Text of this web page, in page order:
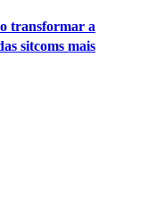
transformar a
sitcoms mais